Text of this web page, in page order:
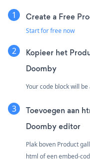
Create a Free
Start for free now
Kopieer het
Doomby
Your code block will
Toevoegen aan
Doomby editor
Plak boven Product
html of een embed-